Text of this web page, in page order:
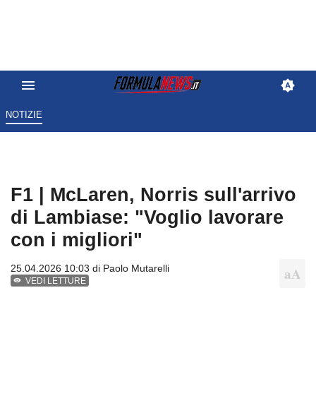
NOTIZIE
F1 | McLaren, Norris sull'arrivo
di Lambiase: "Voglio lavorare
con i migliori"
25.04.2026 10:03 di Paolo Mutarelli
VEDI LETTURE